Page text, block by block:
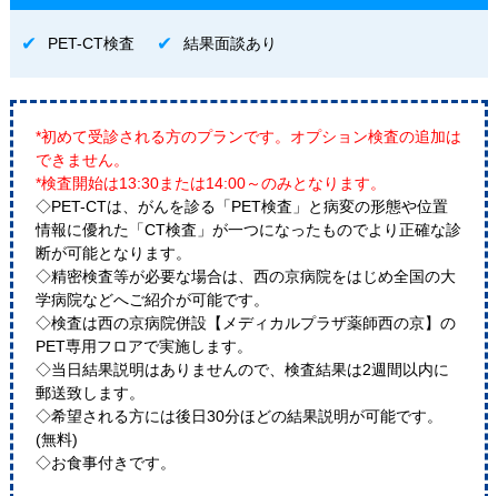
PET-CT検査 結果面談あり
*初めて受診される方のプランです。オプション検査の追加は
できません。
*検査開始は13:30または14:00～のみとなります。
◇PET-CTは、がんを診る「PET検査」と病変の形態や位置
情報に優れた「CT検査」が一つになったものでより正確な診
断が可能となります。
◇精密検査等が必要な場合は、西の京病院をはじめ全国の大
学病院などへご紹介が可能です。
◇検査は西の京病院併設【メディカルプラザ薬師西の京】の
PET専用フロアで実施します。
◇当日結果説明はありませんので、検査結果は2週間以内に
郵送致します。
◇希望される方には後日30分ほどの結果説明が可能です。
(無料)
◇お食事付きです。